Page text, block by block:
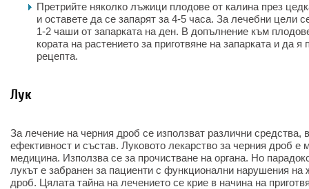
Претрийте няколко лъжици плодове от калина през
и оставете да се запарят за 4-5 часа. За лечебни цели
1-2 чаши от запарката на ден. В допълнение към
кората на растението за приготвяне на запарката и да я
рецепта.
Лук
За лечение на черния дроб се използват различни средства,
ефективност и състав. Луковото лекарство за черния дроб е
медицина. Използва се за прочистване на органа. Но
лукът е забранен за пациенти с функционални нарушения на
дроб. Цялата тайна на лечението се крие в начина на